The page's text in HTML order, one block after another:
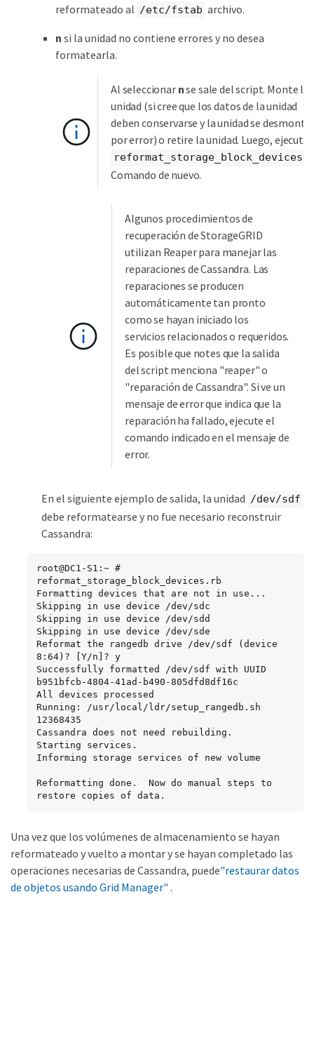
reformateado al /etc/fstab archivo.
n si la unidad no contiene errores y no desea
formatearla.
Al seleccionar nse sale del script. Monte la
unidad (si cree que los datos de la unidad
deben conservarse y la unidad se desmontó
por error) o retire la unidad. Luego, ejecute
Comando de nuevo.
Algunos procedimientos de
recuperación de StorageGRID
utilizan Reaper para manejar las
reparaciones de Cassandra. Las
reparaciones se producen
automáticamente tan pronto
como se hayan iniciado los
servicios relacionados o requeridos.
Es posible que notes que la salida
del script menciona "reaper" o
"reparación de Cassandra". Si ve un
mensaje de error que indica que la
reparación ha fallado, ejecute el
comando indicado en el mensaje de
error.
En el siguiente ejemplo de salida, la unidad /dev/sdf
debe reformatearse y no fue necesario reconstruir
Cassandra:
root@DC1-S1:~ #
reformat_storage_block_devices.rb
Formatting devices that are not in use...
Skipping in use device /dev/sdc
Skipping in use device /dev/sdd
Skipping in use device /dev/sde
Reformat the rangedb drive /dev/sdf (device
8:64)? [Y/n]? y
Successfully formatted /dev/sdf with UUID
b951bfcb-4804-41ad-b490-805dfd8df16c
All devices processed
Running: /usr/local/ldr/setup_rangedb.sh
12368435
Cassandra does not need rebuilding.
Starting services.
Informing storage services of new volume
Reformatting done.  Now do manual steps to
restore copies of data.
Una vez que los volúmenes de almacenamiento se hayan
reformateado y vuelto a montar y se hayan completado las
operaciones necesarias de Cassandra, puede"restaurar datos
de objetos usando Grid Manager" .